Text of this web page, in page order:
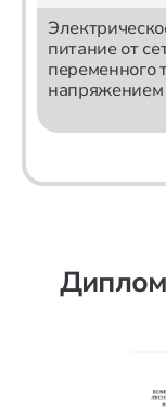
питание от
переменного
напряжением